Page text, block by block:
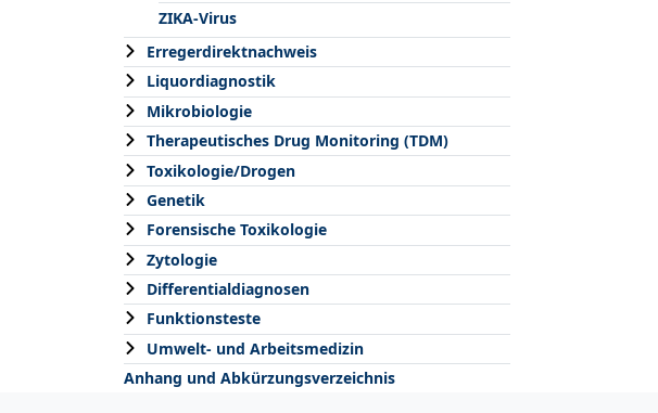
ZIKA-Virus
Erregerdirektnachweis
Liquordiagnostik
Mikrobiologie
Therapeutisches Drug Monitoring (TDM)
Toxikologie/Drogen
Genetik
Forensische Toxikologie
Zytologie
Differentialdiagnosen
Funktionsteste
Umwelt- und Arbeitsmedizin
Anhang und Abkürzungsverzeichnis